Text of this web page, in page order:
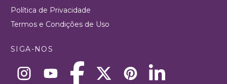
Política de Privacidade
Termos e Condições de Uso
SIGA-NOS